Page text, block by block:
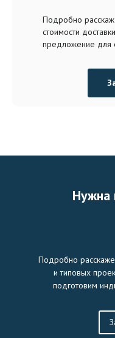
Подробно
стоимости
предложение для
Нужна
Подробно
и типовых
подготовим